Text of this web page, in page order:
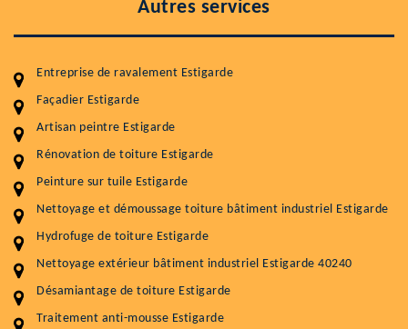
Autres services
Entreprise de ravalement Estigarde
Façadier Estigarde
Artisan peintre Estigarde
Rénovation de toiture Estigarde
Peinture sur tuile Estigarde
Nettoyage et démoussage toiture bâtiment industriel Estigarde
Hydrofuge de toiture Estigarde
Nettoyage extérieur bâtiment industriel Estigarde 40240
Désamiantage de toiture Estigarde
Traitement anti-mousse Estigarde
Entretenir votre toiture, c'est préserver sa
durabilité
Plus de 15 ans d'expérience en couverture et facade
Service
Nettoyageb toiture
Démoussage toiture